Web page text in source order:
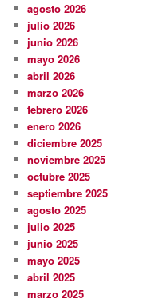
agosto 2026
julio 2026
junio 2026
mayo 2026
abril 2026
marzo 2026
febrero 2026
enero 2026
diciembre 2025
noviembre 2025
octubre 2025
septiembre 2025
agosto 2025
julio 2025
junio 2025
mayo 2025
abril 2025
marzo 2025